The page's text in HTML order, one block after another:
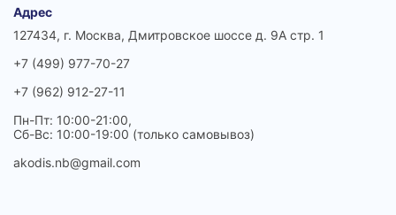
Адрес
127434, г. Москва, Дмитровское шоссе д. 9А стр. 1
+7 (499) 977-70-27
+7 (962) 912-27-11
Пн-Пт: 10:00-21:00,
Сб-Вс: 10:00-19:00 (только самовывоз)
akodis.nb@gmail.com